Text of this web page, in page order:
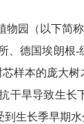
物园 （以下简称
、德国埃朗根-
芯样本的庞大
干旱导致生
到生长季早期